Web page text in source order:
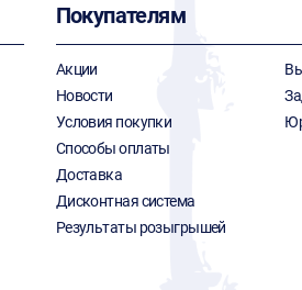
Покупателям
Акции
Новости
Условия покупки
Способы оплаты
Доставка
Дисконтная система
Результаты розыгрышей